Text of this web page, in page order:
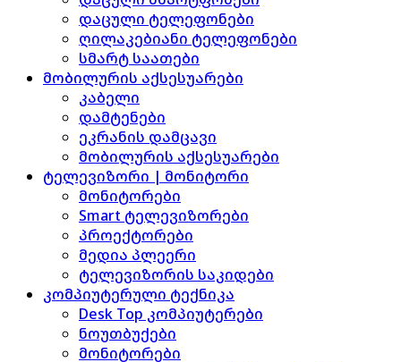
დაცული ტელეფონები
ღილაკებიანი ტელეფონები
სმარტ საათები
მობილურის აქსესუარები
კაბელი
დამტენები
ეკრანის დამცავი
მობილურის აქსესუარები
ტელევიზორი | მონიტორი
მონიტორები
Smart ტელევიზორები
პროექტორები
მედია პლეერი
ტელევიზორის საკიდები
კომპიუტერული ტექნიკა
Desk Top კომპიუტერები
ნოუთბუქები
მონიტორები